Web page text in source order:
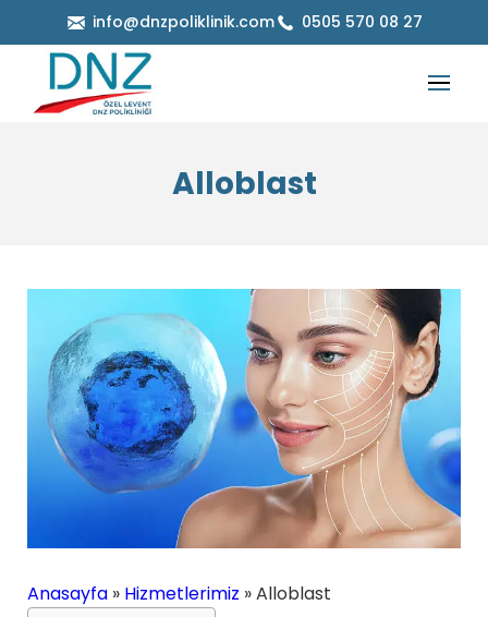
info@dnzpoliklinik.com 0505 570 08 27
Alloblast
Anasayfa » Hizmetlerimiz »Alloblast